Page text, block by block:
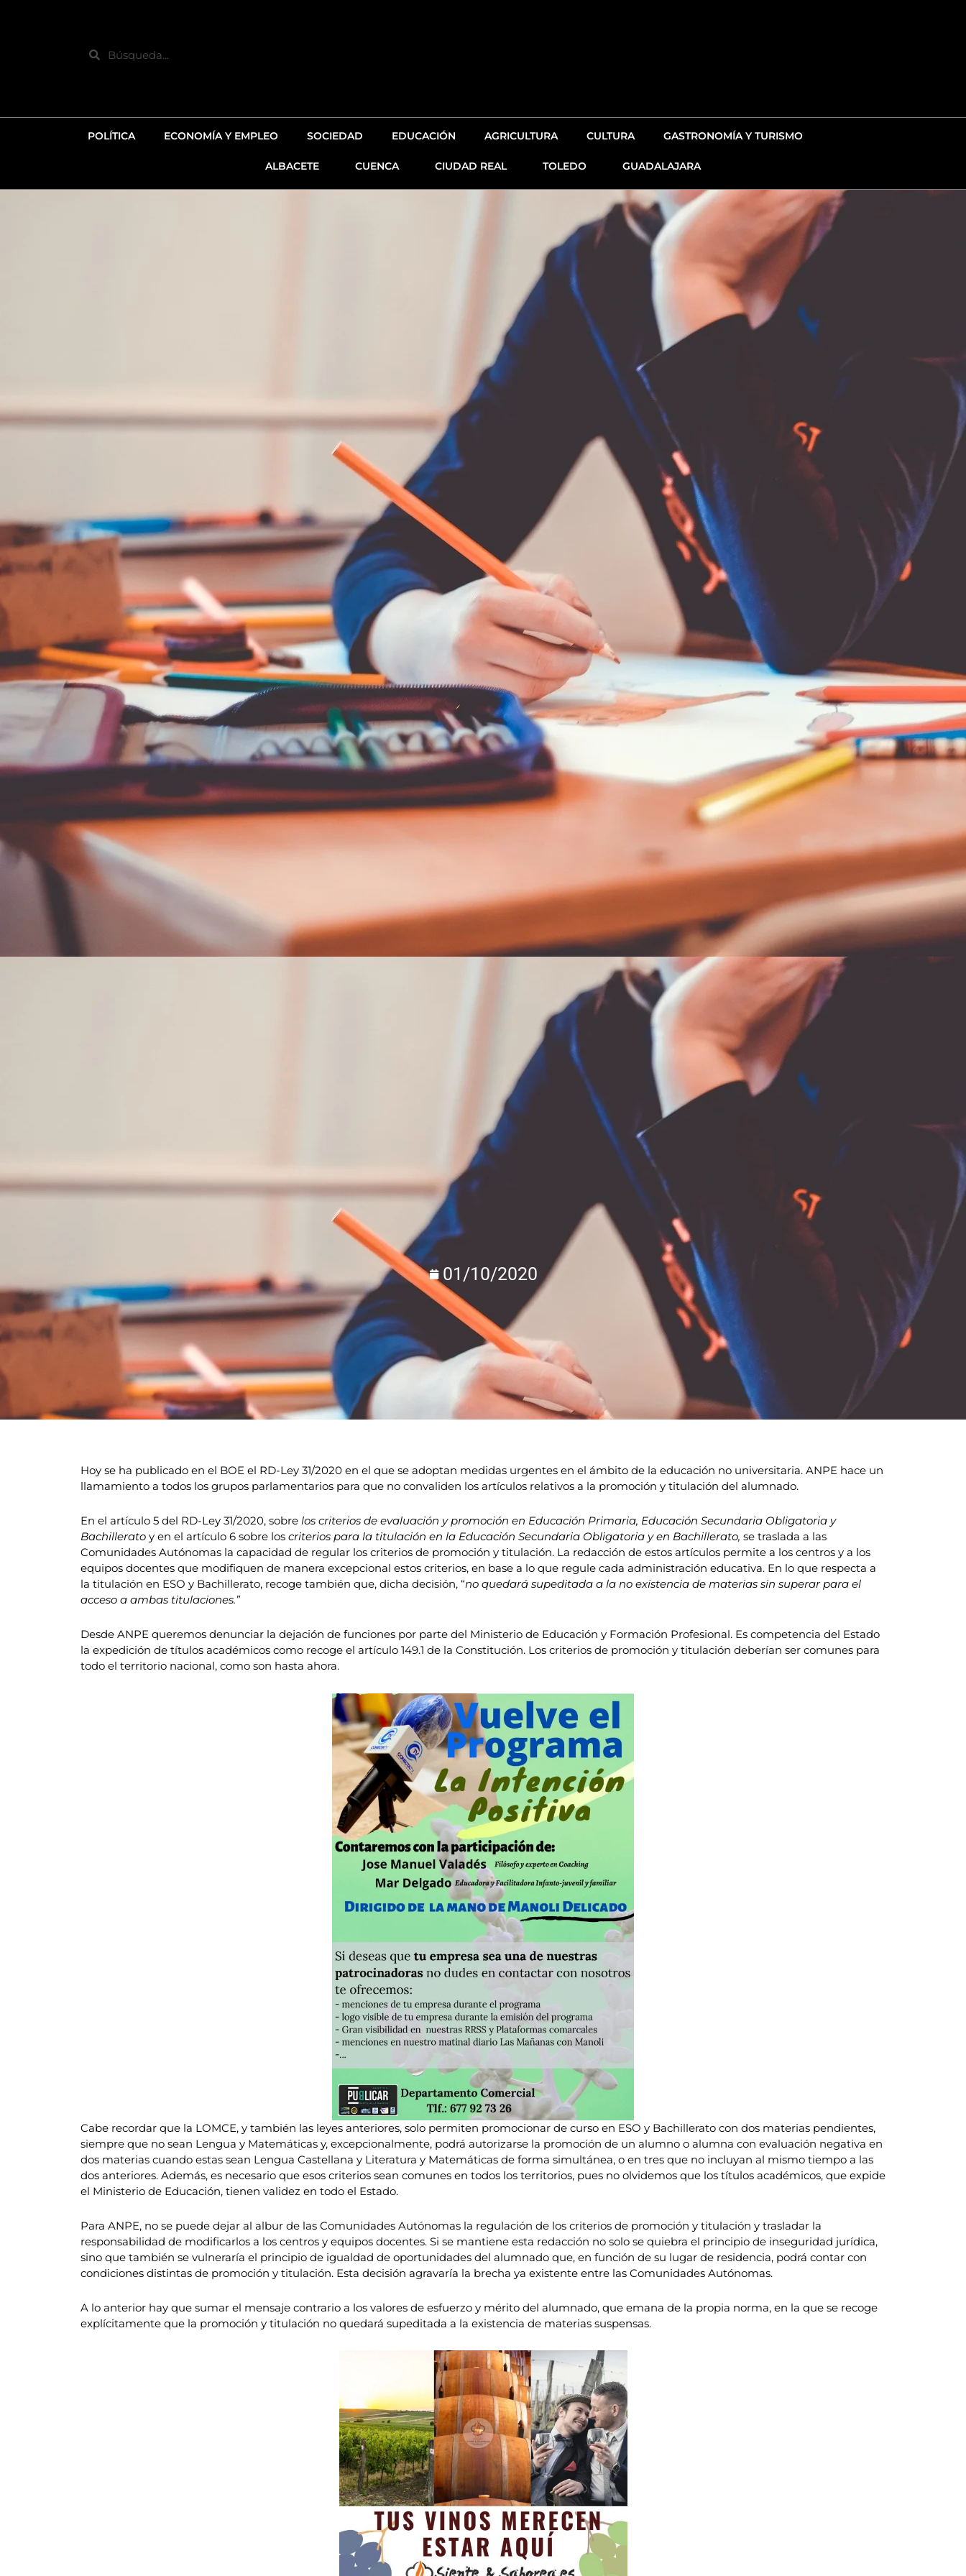
Search
POLÍTICA ECONOMÍA Y EMPLEO SOCIEDAD EDUCACIÓN AGRICULTURA CULTURA GASTRONOMÍA Y TURISMO
ALBACETE CUENCA CIUDAD REAL TOLEDO GUADALAJARA
01/10/2020
Hoy se ha publicado en el BOE el RD-Ley 31/2020 en el que se adoptan medidas urgentes en el ámbito de la educación no universitaria. ANPE hace un
llamamiento a todos los grupos parlamentarios para que no convaliden los artículos relativos a la promoción y titulación del alumnado.
En el artículo 5 del RD-Ley 31/2020, sobre los criterios de evaluación y promoción en Educación Primaria, Educación Secundaria Obligatoria y
Bachillerato y en el artículo 6 sobre los criterios para la titulación en la Educación Secundaria Obligatoria y en Bachillerato, se traslada a las
Comunidades Autónomas la capacidad de regular los criterios de promoción y titulación. La redacción de estos artículos permite a los centros y a los
equipos docentes que modifiquen de manera excepcional estos criterios, en base a lo que regule cada administración educativa. En lo que respecta a
la titulación en ESO y Bachillerato, recoge también que, dicha decisión, “no quedará supeditada a la no existencia de materias sin superar para el
acceso a ambas titulaciones.”
Desde ANPE queremos denunciar la dejación de funciones por parte del Ministerio de Educación y Formación Profesional. Es competencia del Estado
la expedición de títulos académicos como recoge el artículo 149.1 de la Constitución. Los criterios de promoción y titulación deberían ser comunes para
todo el territorio nacional, como son hasta ahora.
Cabe recordar que la LOMCE, y también las leyes anteriores, solo permiten promocionar de curso en ESO y Bachillerato con dos materias pendientes,
siempre que no sean Lengua y Matemáticas y, excepcionalmente, podrá autorizarse la promoción de un alumno o alumna con evaluación negativa en
dos materias cuando estas sean Lengua Castellana y Literatura y Matemáticas de forma simultánea, o en tres que no incluyan al mismo tiempo a las
dos anteriores. Además, es necesario que esos criterios sean comunes en todos los territorios, pues no olvidemos que los títulos académicos, que expide
el Ministerio de Educación, tienen validez en todo el Estado.
Para ANPE, no se puede dejar al albur de las Comunidades Autónomas la regulación de los criterios de promoción y titulación y trasladar la
responsabilidad de modificarlos a los centros y equipos docentes. Si se mantiene esta redacción no solo se quiebra el principio de inseguridad jurídica,
sino que también se vulneraría el principio de igualdad de oportunidades del alumnado que, en función de su lugar de residencia, podrá contar con
condiciones distintas de promoción y titulación. Esta decisión agravaría la brecha ya existente entre las Comunidades Autónomas.
A lo anterior hay que sumar el mensaje contrario a los valores de esfuerzo y mérito del alumnado, que emana de la propia norma, en la que se recoge
explícitamente que la promoción y titulación no quedará supeditada a la existencia de materias suspensas.